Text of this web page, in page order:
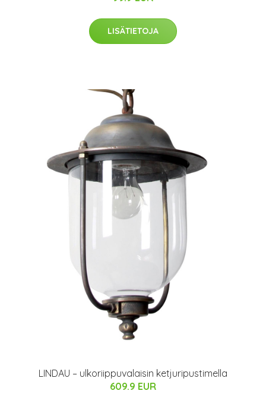
LISÄTIETOJA
LINDAU – ulkoriippuvalaisin ketjuripustimella
609.9 EUR